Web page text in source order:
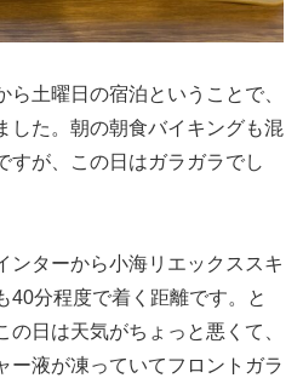
土曜日の宿泊ということで、
した。朝の朝食バイキングも混
すが、この日はガラガラでし
ンターから小海リエックススキ
40分程度で着く距離です。と
日は天気がちょっと悪くて、
ー液が凍っていてフロントガラ